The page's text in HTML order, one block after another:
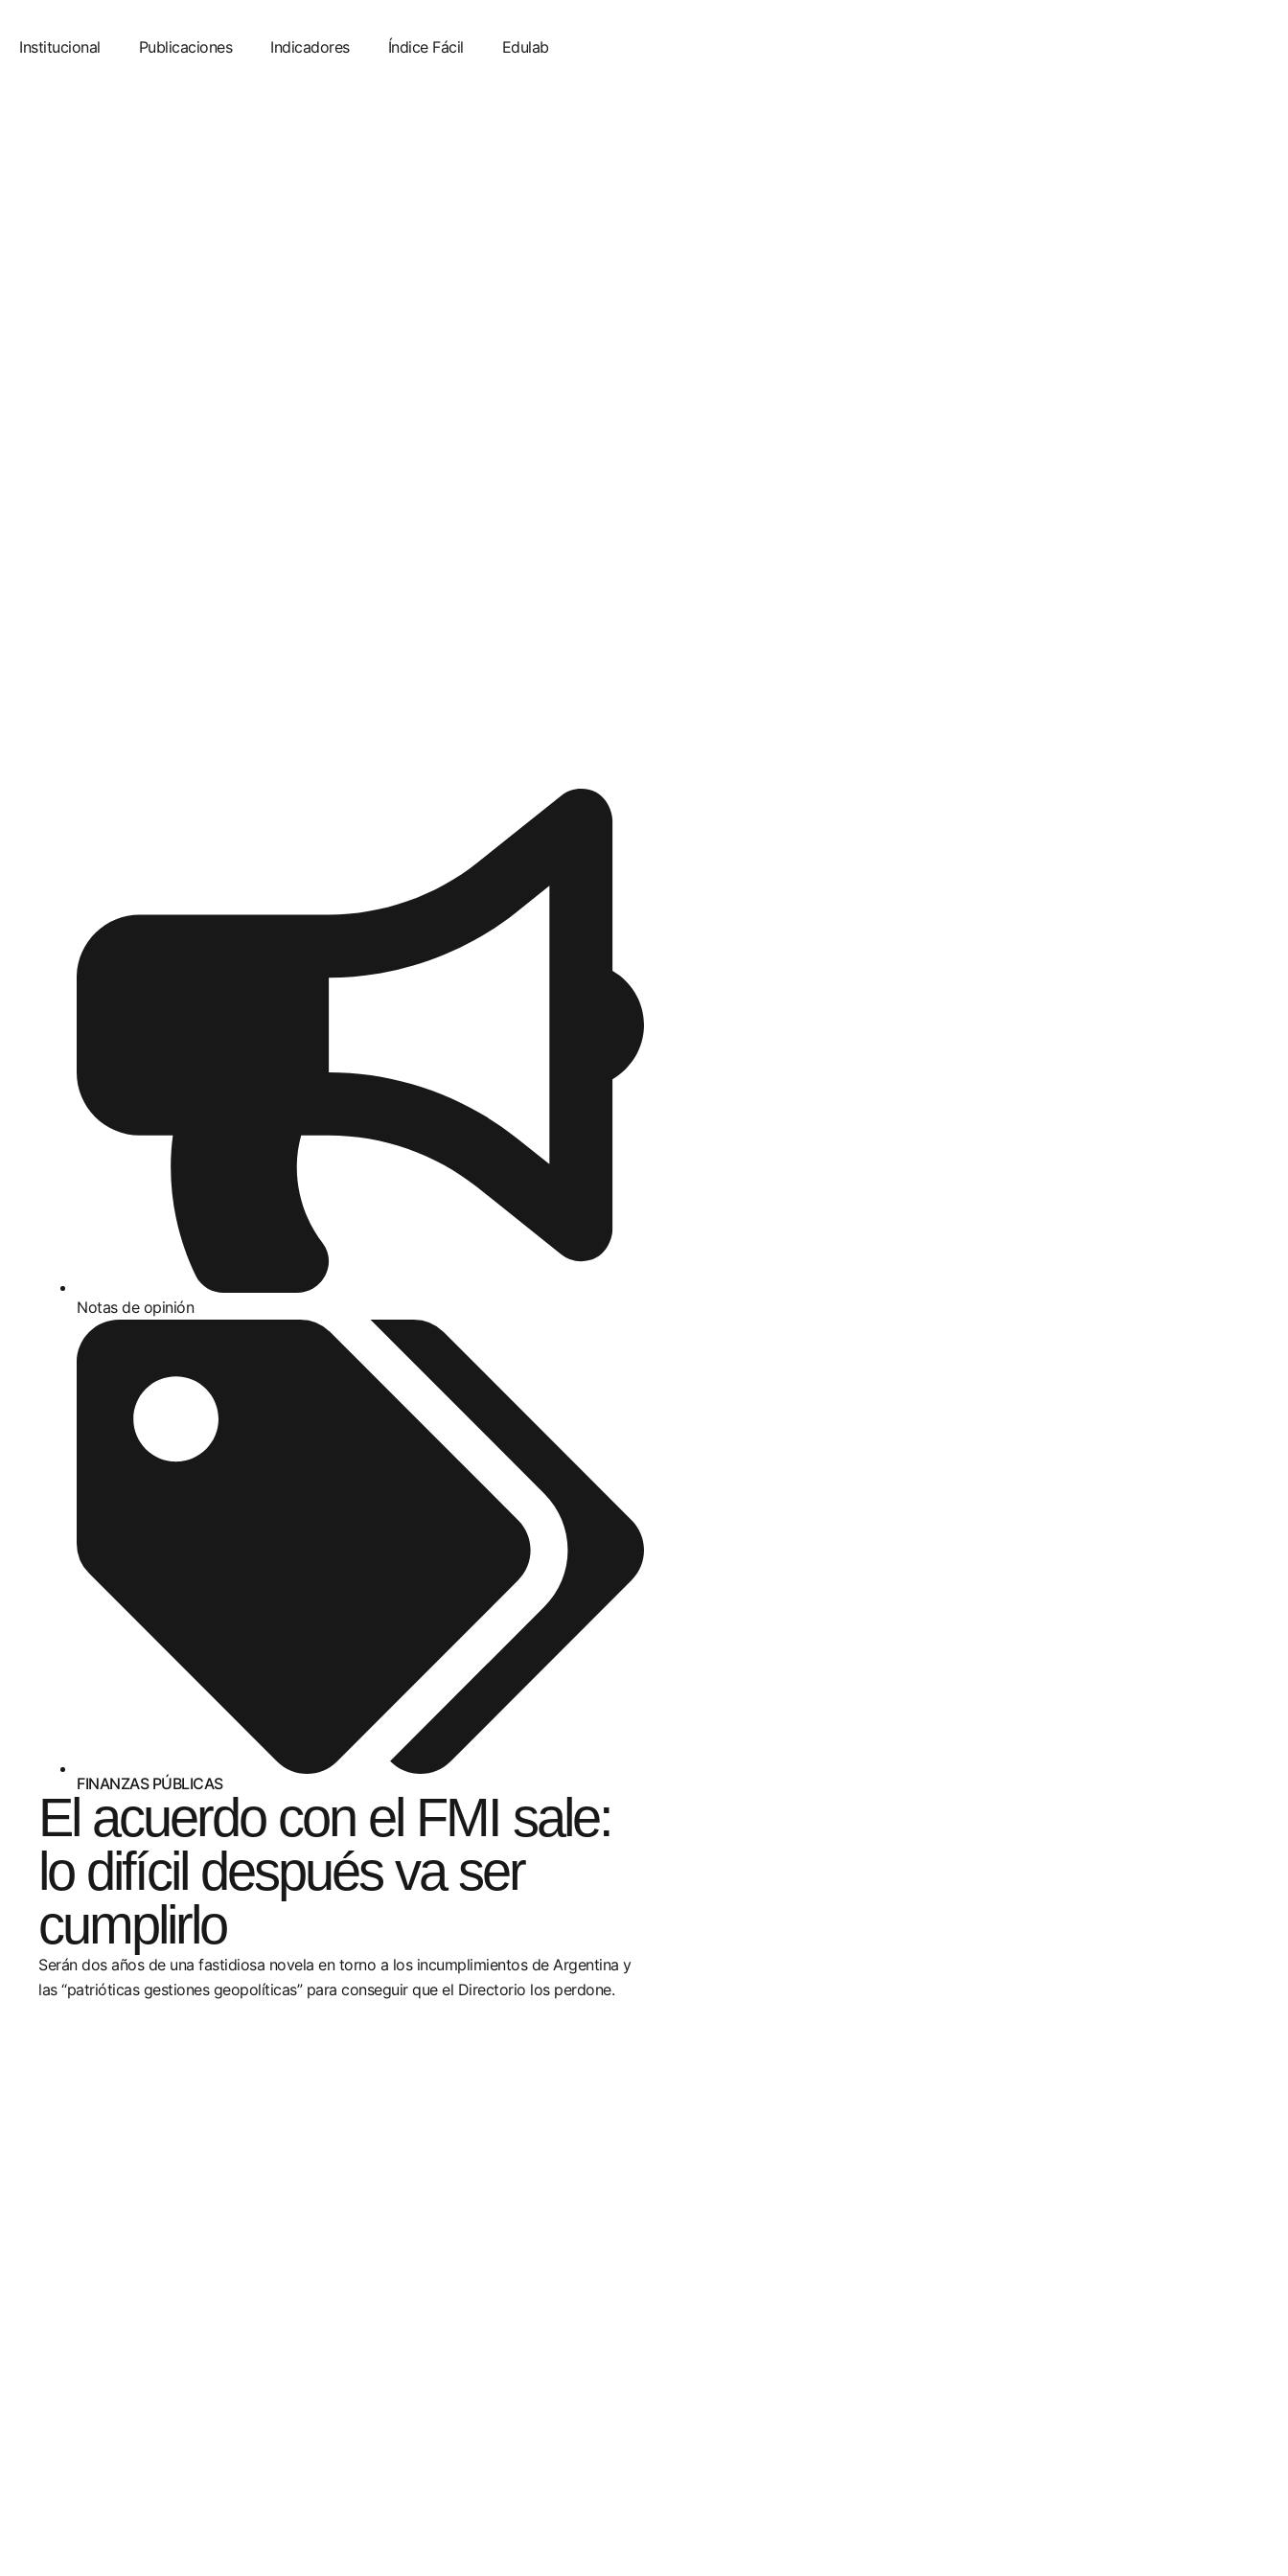
Institucional Publicaciones Indicadores Índice Fácil Edulab
Notas de opinión
FINANZAS PÚBLICAS
El acuerdo con el FMI sale:
lo difícil después va ser
cumplirlo
Serán dos años de una fastidiosa novela en torno a los incumplimientos de Argentina y
las “patrióticas gestiones geopolíticas” para conseguir que el Directorio los perdone.